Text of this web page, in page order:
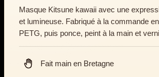
Masque Kitsune kawaii avec une
et lumineuse. Fabriqué à la commande
PETG, puis ponce, peint à la main et
Fait main en Bretagne